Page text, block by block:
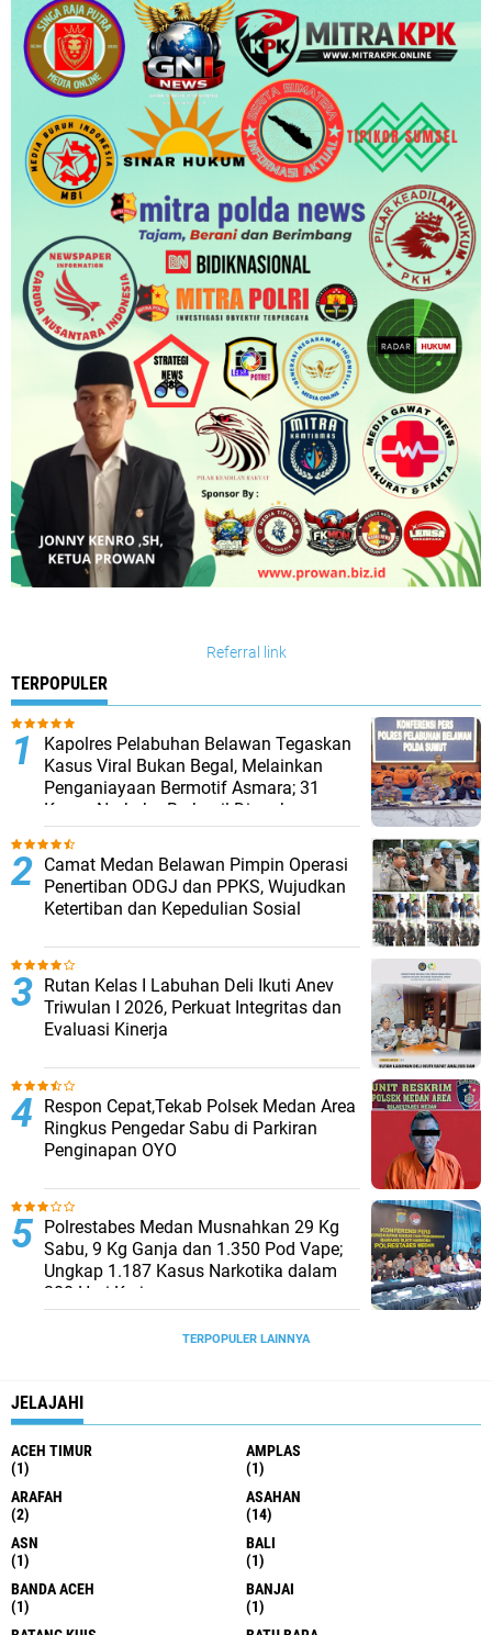
Referral link
TERPOPULER
Kapolres Pelabuhan Belawan Tegaskan
Kasus Viral Bukan Begal, Melainkan
Penganiayaan Bermotif Asmara; 31
Kasus Narkoba Berhasil Diungkap
Camat Medan Belawan Pimpin Operasi
Penertiban ODGJ dan PPKS, Wujudkan
Ketertiban dan Kepedulian Sosial
Rutan Kelas I Labuhan Deli Ikuti Anev
Triwulan I 2026, Perkuat Integritas dan
Evaluasi Kinerja
Respon Cepat,Tekab Polsek Medan Area
Ringkus Pengedar Sabu di Parkiran
Penginapan OYO
Polrestabes Medan Musnahkan 29 Kg
Sabu, 9 Kg Ganja dan 1.350 Pod Vape;
Ungkap 1.187 Kasus Narkotika dalam
300 Hari Kerja
TERPOPULER LAINNYA
JELAJAHI
ACEH TIMUR
(1)
AMPLAS
(1)
ARAFAH
(2)
ASAHAN
(14)
ASN
(1)
BALI
(1)
BANDA ACEH
(1)
BANJAI
(1)